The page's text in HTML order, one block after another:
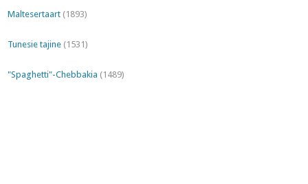
Maltesertaart (1893)
Tunesie tajine (1531)
"Spaghetti"-Chebbakia (1489)